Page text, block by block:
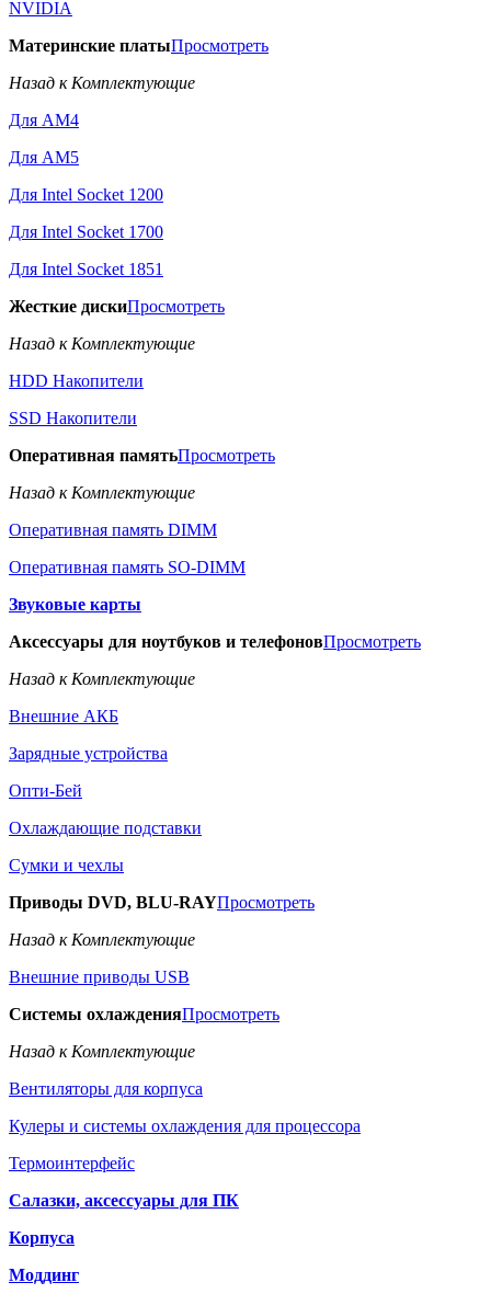
NVIDIA
Материнские платыПросмотреть
Назад к Комплектующие
Для AM4
Для AM5
Для Intel Socket 1200
Для Intel Socket 1700
Для Intel Socket 1851
Жесткие дискиПросмотреть
Назад к Комплектующие
HDD Накопители
SSD Накопители
Оперативная памятьПросмотреть
Назад к Комплектующие
Оперативная память DIMM
Оперативная память SO-DIMM
Звуковые карты
Аксессуары для ноутбуков и телефоновПросмотреть
Назад к Комплектующие
Внешние АКБ
Зарядные устройства
Опти-Бей
Охлаждающие подставки
Сумки и чехлы
Приводы DVD, BLU-RAYПросмотреть
Назад к Комплектующие
Внешние приводы USB
Системы охлажденияПросмотреть
Назад к Комплектующие
Вентиляторы для корпуса
Кулеры и системы охлаждения для процессора
Термоинтерфейс
Салазки, аксессуары для ПК
Корпуса
Моддинг